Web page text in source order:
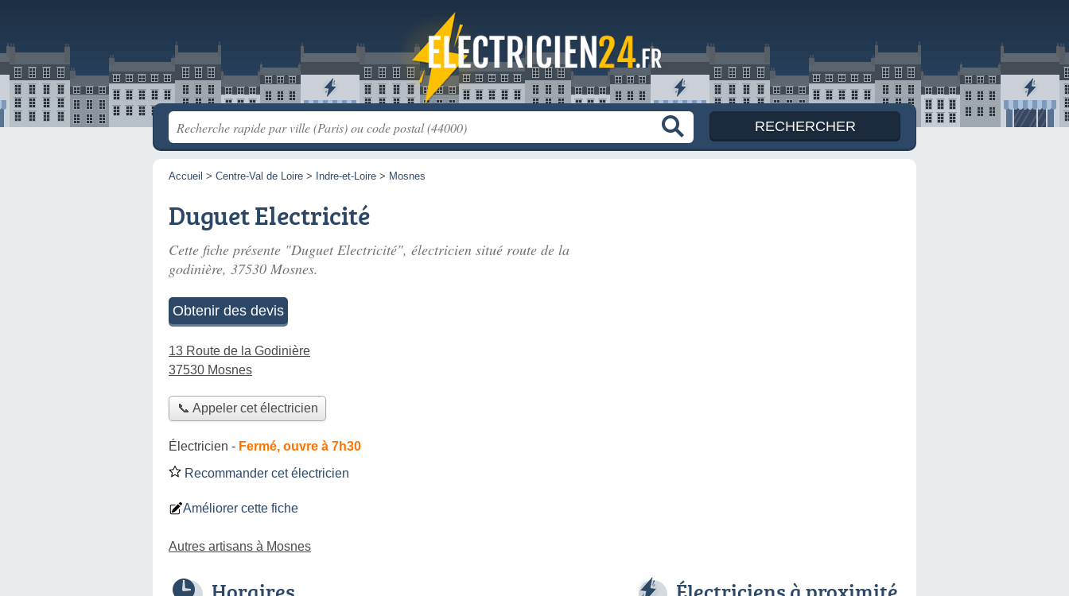
Accueil > Centre-Val de Loire > Indre-et-Loire > Mosnes
Duguet Electricité
Cette fiche présente "Duguet Electricité", électricien situé route de la
godinière, 37530 Mosnes.
Obtenir des devis
13 Route de la Godinière
37530 Mosnes
📞 Appeler cet électricien
Électricien - Fermé, ouvre à 7h30
Recommander cet électricien
Améliorer cette fiche
Autres artisans à Mosnes